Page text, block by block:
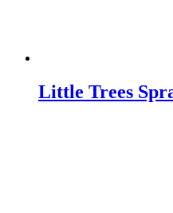
Little Trees